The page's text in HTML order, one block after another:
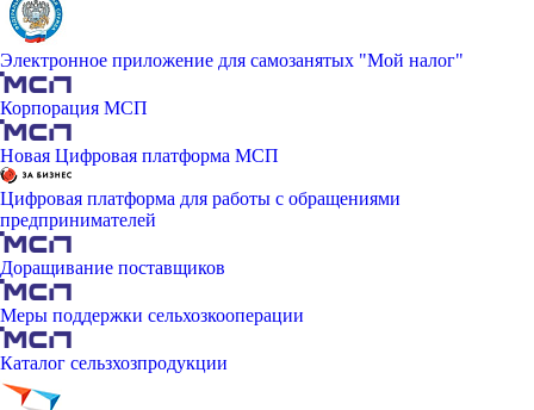
Электронное приложение для самозанятых "Мой налог"
Корпорация МСП
Новая Цифровая платформа МСП
Цифровая платформа для работы с обращениями
предпринимателей
Доращивание поставщиков
Меры поддержки сельхозкооперации
Каталог сельзхозпродукции